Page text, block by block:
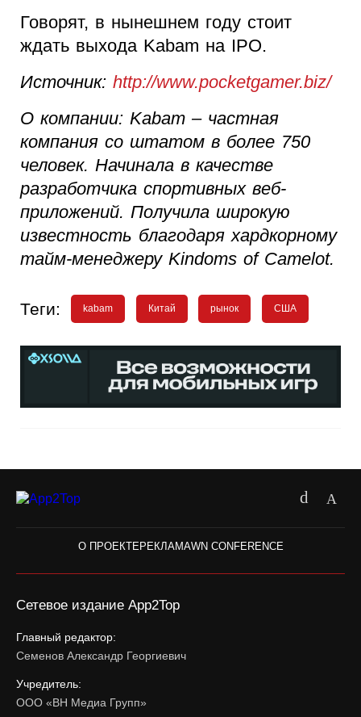
Говорят, в нынешнем году стоит
ждать выхода Kabam на IPO.
Источник: http://www.pocketgamer.biz/
О компании: Kabam – частная
компания со штатом в более 750
человек. Начинала в качестве
разработчика спортивных веб-
приложений. Получила широкую
известность благодаря хардкорному
тайм-менеджеру Kindoms of Camelot.
Теги: kabam Китай рынок США
О ПРОЕКТЕРЕКЛАМАWN CONFERENCE
Сетевое издание App2Top
Главный редактор:
Семенов Александр Георгиевич
Учредитель:
ООО «ВН Медиа Групп»